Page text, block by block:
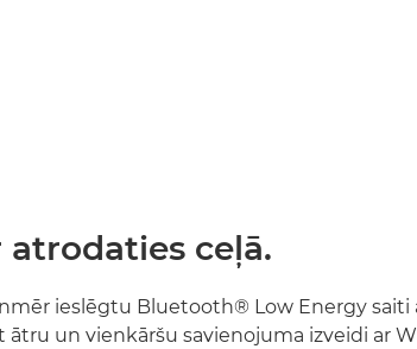
ceļā.
ieslēgtu Bluetooth® Low Energy saiti
un vienkāršu savienojuma izveidi ar